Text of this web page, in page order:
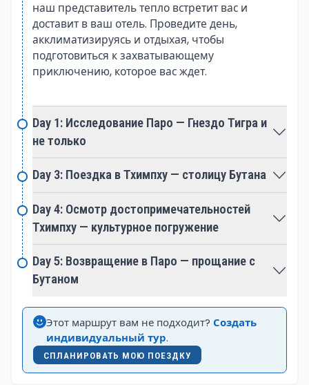
Приготовьтесь быть очарованными
захватывающими пейзажами Бутана. От
величественных гималайских вершин до
спокойных долин и кристально чистых рек —
каждый уголок Бутана — это полотно, расписанное
чудесами природы. Исследуйте пышную долину
Фобджикха, дом для редких черношейных
журавлей, или отправляйтесь в поход по
захватывающим гималайским тропам.
Уникальный опыт посещения монастырей:
духовное путешествие
Монастыри Бутана — это не просто места
поклонения; они являются воротами к духовному
спокойствию и архитектурным шедеврам.
Знаменитое «Гнездо Тигра», расположенное на
свидетельства глубоких буддийских корней
страны.
Приключения и активный отдых: острые
наш представитель тепло встретит вас и
доставит в ваш отель. Проведите день,
акклиматизируясь и отдыхая, чтобы
подготовиться к захватывающему
приключению, которое вас ждет.
Day 1: Исследование Паро — Гнездо Тигра и
не только
Day 3: Поездка в Тхимпху — столицу Бутана
Day 4: Осмотр достопримечательностей
Тхимпху — культурное погружение
Day 5: Возвращение в Паро — прощание с
Бутаном
Этот маршрут вам не подходит? Создать
индивидуальный тур.
СПЛАНИРОВАТЬ МОЮ ПОЕЗДКУ